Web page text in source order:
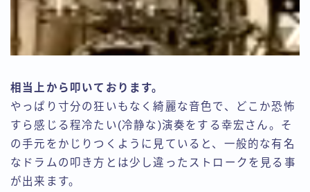
相当上から叩いております。
やっぱり寸分の狂いもなく綺麗な音色で、どこか恐怖
すら感じる程冷たい(冷静な)演奏をする幸宏さん。そ
の手元をかじりつくように見ていると、一般的な有名
なドラムの叩き方とは少し違ったストロークを見る事
が出来ます。